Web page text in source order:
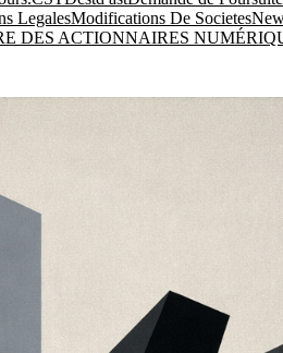
LegalesModifications De Societes
DES ACTIONNAIRES